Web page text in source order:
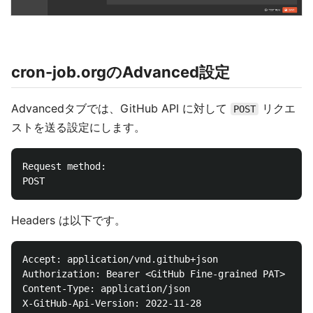
cron-job.orgのAdvanced設定
Advancedタブでは、GitHub API に対して POST
リクエ
ストを送る設定にします。
Request method:
Headers は以下です。
Accept: application/vnd.github+json
Authorization: Bearer <GitHub Fine-grained PAT>
Content-Type: application/json